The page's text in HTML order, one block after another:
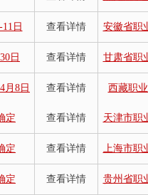
日 查看详情 安徽省职
日 查看详情 甘肃省职
月8日 查看详情 西藏职
定 查看详情 天津市职
定 查看详情 上海市职
定 查看详情 贵州省职